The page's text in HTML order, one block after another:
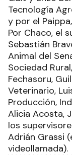
Tecnología
y por el
Por Chaco, el
Sebastián
Animal del
Sociedad
Fechasoru,
Veterinario,
Producción,
Alicia Acosta,
los
Adrián Grassi
videollamada).